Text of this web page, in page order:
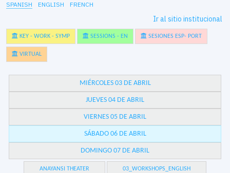
SPANISH ENGLISH FRENCH
Ir al sitio institucional
KEY - WORK - SYMP SESSIONS - EN SESIONES ESP- PORT
VIRTUAL
MIÉRCOLES 03 DE ABRIL
JUEVES 04 DE ABRIL
VIERNES 05 DE ABRIL
SÁBADO 06 DE ABRIL
DOMINGO 07 DE ABRIL
ANAYANSI THEATER 03_WORKSHOPS_ENGLISH